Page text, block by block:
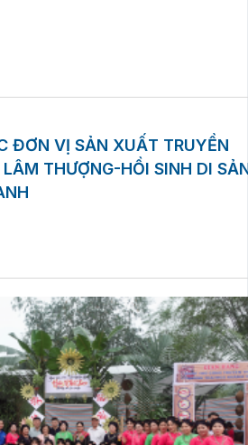
ĐƠN VỊ SẢN XUẤT TRUYỀN
THƯỢNG-HỒI SINH DI